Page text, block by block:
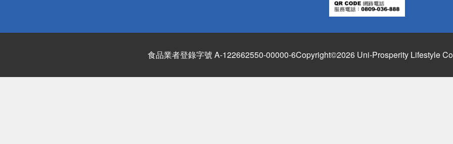
食品業者登錄字號 A-122662550-00000-6Copyright©2026 Uni-Prosperity Lifestyle